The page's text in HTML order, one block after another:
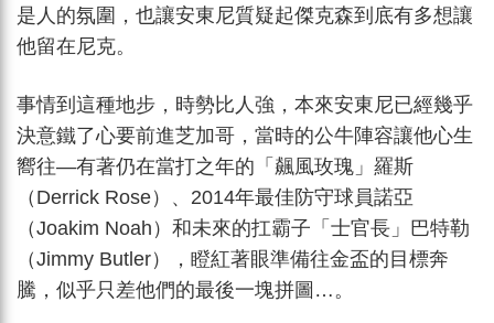
是人的氛圍，也讓安東尼質疑起傑克森到底有多想讓
他留在尼克。
事情到這種地步，時勢比人強，本來安東尼已經幾乎
決意鐵了心要前進芝加哥，當時的公牛陣容讓他心生
嚮往—有著仍在當打之年的「飆風玫瑰」羅斯
（Derrick Rose）、2014年最佳防守球員諾亞
（Joakim Noah）和未來的扛霸子「士官長」巴特勒
（Jimmy Butler），瞪紅著眼準備往金盃的目標奔
騰，似乎只差他們的最後一塊拼圖…。